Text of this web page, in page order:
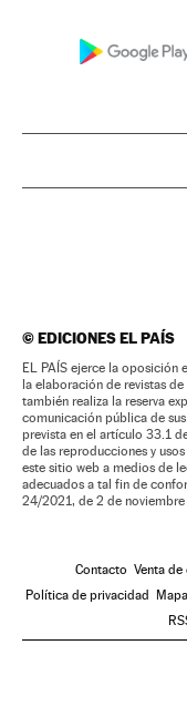
©EDICIONES EL PAÍS
EL PAÍS ejerce la oposición
la elaboración de revistas
también realiza la reserva
comunicación pública de
prevista en el artículo 33.1
de las reproducciones y
este sitio web a medios de
adecuados a tal fin de
24/2021, de 2 de noviembre
Contacto Venta
Política de privacidad
Mapa